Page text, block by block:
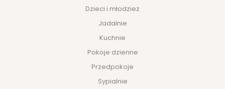
Dzieci i młodzież
Jadalnie
Kuchnie
Pokoje dzienne
Przedpokoje
Sypialnie